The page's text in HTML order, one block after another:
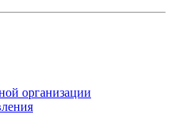
организации